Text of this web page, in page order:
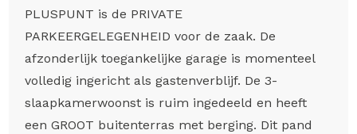
PLUSPUNT is de PRIVATE
PARKEERGELEGENHEID voor de zaak. De
afzonderlijk toegankelijke garage is momenteel
volledig ingericht als gastenverblijf. De 3-
slaapkamerwoonst is ruim ingedeeld en heeft
een GROOT buitenterras met berging. Dit pand